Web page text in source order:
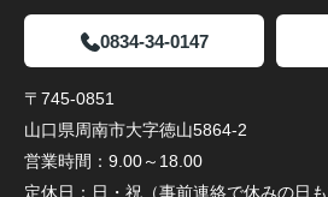
0834-34-0147
〒745-0851
山口県周南市大字徳山5864-2
営業時間： 9.00～18.00
定休日： 日・祝（事前連絡で休みの日